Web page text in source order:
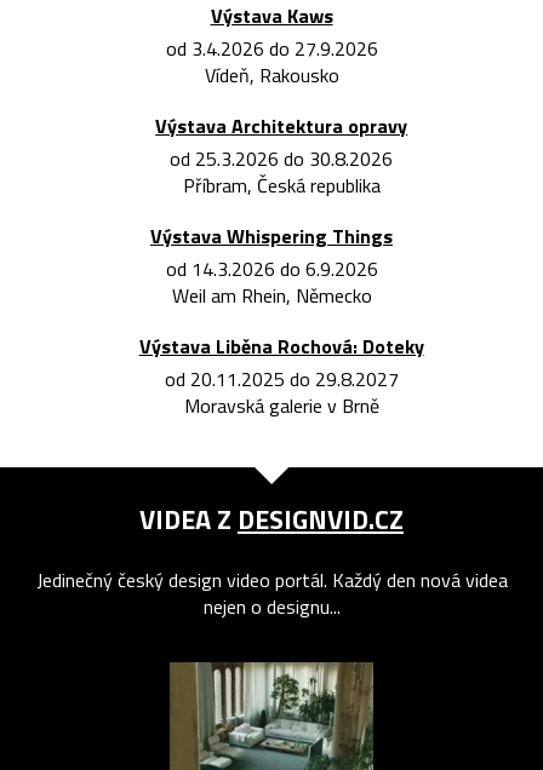
Výstava Kaws
od 3.4.2026 do 27.9.2026
Vídeň, Rakousko
Výstava Architektura opravy
od 25.3.2026 do 30.8.2026
Příbram, Česká republika
Výstava Whispering Things
od 14.3.2026 do 6.9.2026
Weil am Rhein, Německo
Výstava Liběna Rochová: Doteky
od 20.11.2025 do 29.8.2027
Moravská galerie v Brně
VIDEA Z DESIGNVID.CZ
Jedinečný český design video portál. Každý den nová videa
nejen o designu...